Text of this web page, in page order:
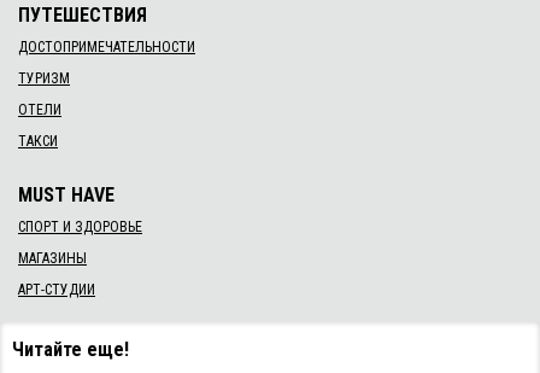
ПУТЕШЕСТВИЯ
ДОСТОПРИМЕЧАТЕЛЬНОСТИ
ТУРИЗМ
ОТЕЛИ
ТАКСИ
MUST HAVE
СПОРТ И ЗДОРОВЬЕ
МАГАЗИНЫ
АРТ-СТУДИИ
Читайте еще!